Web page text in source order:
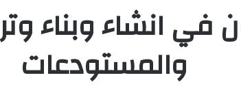
انشاء وبناء
والمستودعات